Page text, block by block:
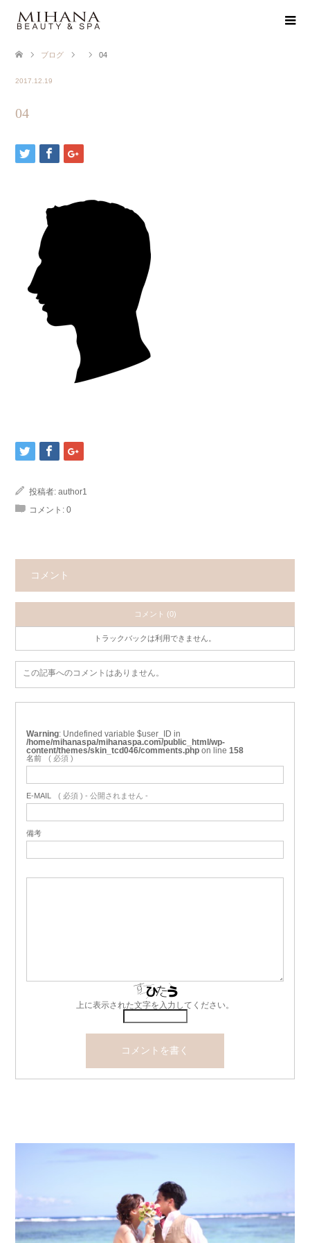
ブログ 04
2017.12.19
04
投稿者: author1
コメント: 0
コメント
コメント (0)
トラックバックは利用できません。
この記事へのコメントはありません。
Warning : Undefined variable $user_ID in
/home/mihanaspa/mihanaspa.com/public_html/wp-
content/themes/skin_tcd046/comments.php on line 158
名前 ( 必須 )
E-MAIL ( 必須 ) - 公開されません -
備考
上に表示された文字を入力してください。